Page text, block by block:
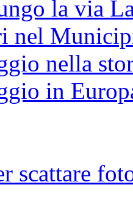
la via
nel
nella
in
scattare